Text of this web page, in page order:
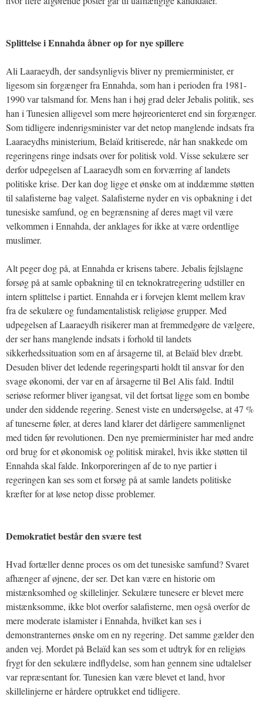
Splittelse i Ennahda åbner op for nye spillere
Ali Laaraeydh, der sandsynligvis bliver ny premierminister, er
ligesom sin forgænger fra Ennahda, som han i perioden fra 1981-
1990 var talsmand for. Mens han i høj grad deler Jebalis politik, ses
han i Tunesien alligevel som mere højreorienteret end sin forgænger.
Som tidligere indenrigsminister var det netop manglende indsats fra
Laaraeydhs ministerium, Belaïd kritiserede, når han snakkede om
regeringens ringe indsats over for politisk vold. Visse sekulære ser
derfor udpegelsen af Laaraeydh som en forværring af landets
politiske krise. Der kan dog ligge et ønske om at inddæmme støtten
til salafisterne bag valget. Salafisterne nyder en vis opbakning i det
tunesiske samfund, og en begrænsning af deres magt vil være
velkommen i Ennahda, der anklages for ikke at være ordentlige
muslimer.
Alt peger dog på, at Ennahda er krisens tabere. Jebalis fejlslagne
forsøg på at samle opbakning til en teknokratregering udstiller en
intern splittelse i partiet. Ennahda er i forvejen klemt mellem krav
fra de sekulære og fundamentalistisk religiøse grupper. Med
udpegelsen af Laaraeydh risikerer man at fremmedgøre de vælgere,
der ser hans manglende indsats i forhold til landets
sikkerhedssituation som en af årsagerne til, at Belaïd blev dræbt.
Desuden bliver det ledende regeringsparti holdt til ansvar for den
svage økonomi, der var en af årsagerne til Bel Alis fald. Indtil
seriøse reformer bliver igangsat, vil det fortsat ligge som en bombe
under den siddende regering. Senest viste en undersøgelse, at 47 %
af tuneserne føler, at deres land klarer det dårligere sammenlignet
med tiden før revolutionen. Den nye premierminister har med andre
ord brug for et økonomisk og politisk mirakel, hvis ikke støtten til
Ennahda skal falde. Inkorporeringen af de to nye partier i
regeringen kan ses som et forsøg på at samle landets politiske
kræfter for at løse netop disse problemer.
Demokratiet består den svære test
Hvad fortæller denne proces os om det tunesiske samfund? Svaret
afhænger af øjnene, der ser. Det kan være en historie om
mistænksomhed og skillelinjer. Sekulære tunesere er blevet mere
mistænksomme, ikke blot overfor salafisterne, men også overfor de
mere moderate islamister i Ennahda, hvilket kan ses i
demonstranternes ønske om en ny regering. Det samme gælder den
anden vej. Mordet på Belaïd kan ses som et udtryk for en religiøs
frygt for den sekulære indflydelse, som han gennem sine udtalelser
var repræsentant for. Tunesien kan være blevet et land, hvor
skillelinjerne er hårdere optrukket end tidligere.